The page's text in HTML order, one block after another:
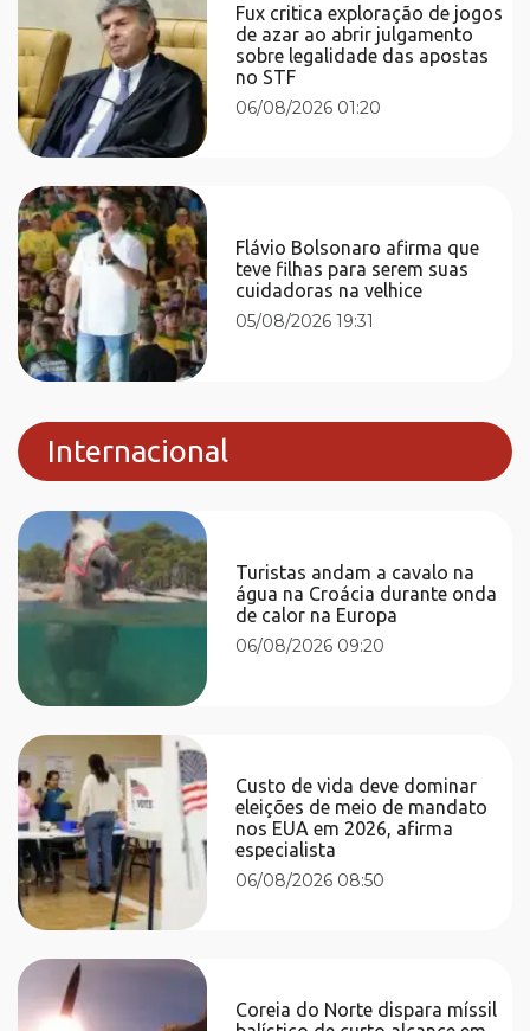
Fux critica exploração de jogos
de azar ao abrir julgamento
sobre legalidade das apostas
no STF
06/08/2026 01:20
Flávio Bolsonaro afirma que
teve filhas para serem suas
cuidadoras na velhice
05/08/2026 19:31
Internacional
Turistas andam a cavalo na
água na Croácia durante onda
de calor na Europa
06/08/2026 09:20
Custo de vida deve dominar
eleições de meio de mandato
nos EUA em 2026, afirma
especialista
06/08/2026 08:50
Coreia do Norte dispara míssil